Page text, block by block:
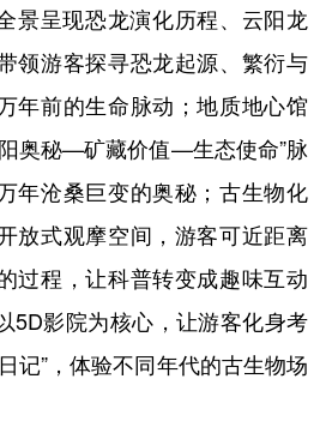
呈现恐龙演化历程、云阳龙
领游客探寻恐龙起源、繁衍与
年前的生命脉动；地质地心馆
奥秘—矿藏价值—生态使命”脉
年沧桑巨变的奥秘；古生物化
放式观摩空间，游客可近距离
过程，让科普转变成趣味互动
5D影院为核心，让游客化身考
记”，体验不同年代的古生物场